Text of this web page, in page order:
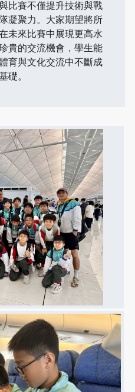
比賽不僅提升技術與戰
凝聚力。大家期望將所
未來比賽中展現更高水
貴的交流機會，學生能
育與文化交流中不斷成
礎。